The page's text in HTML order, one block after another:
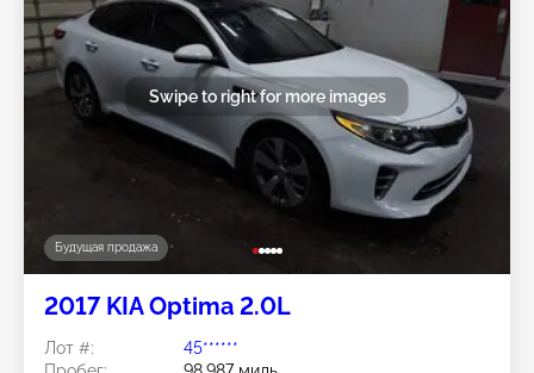
Будущая продажа
Swipe to right for more images
2017 KIA Optima 2.0L
Лот #:
45******